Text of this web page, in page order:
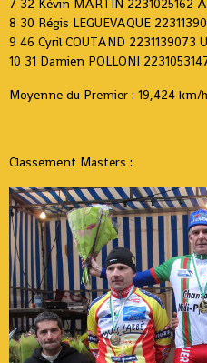
7 32 Kévin MARTIN 2231025162
8 30 Régis LEGUEVAQUE
9 46 Cyril COUTAND 2231139073
10 31 Damien POLLONI
Moyenne du Premier : 19,424 km/
Classement Masters :